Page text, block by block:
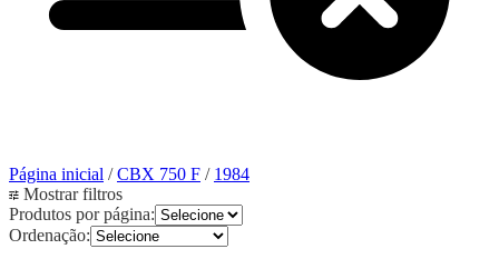
Página inicial /CBX 750 F / 1984
Mostrar filtros
Produtos por página:
Ordenação: